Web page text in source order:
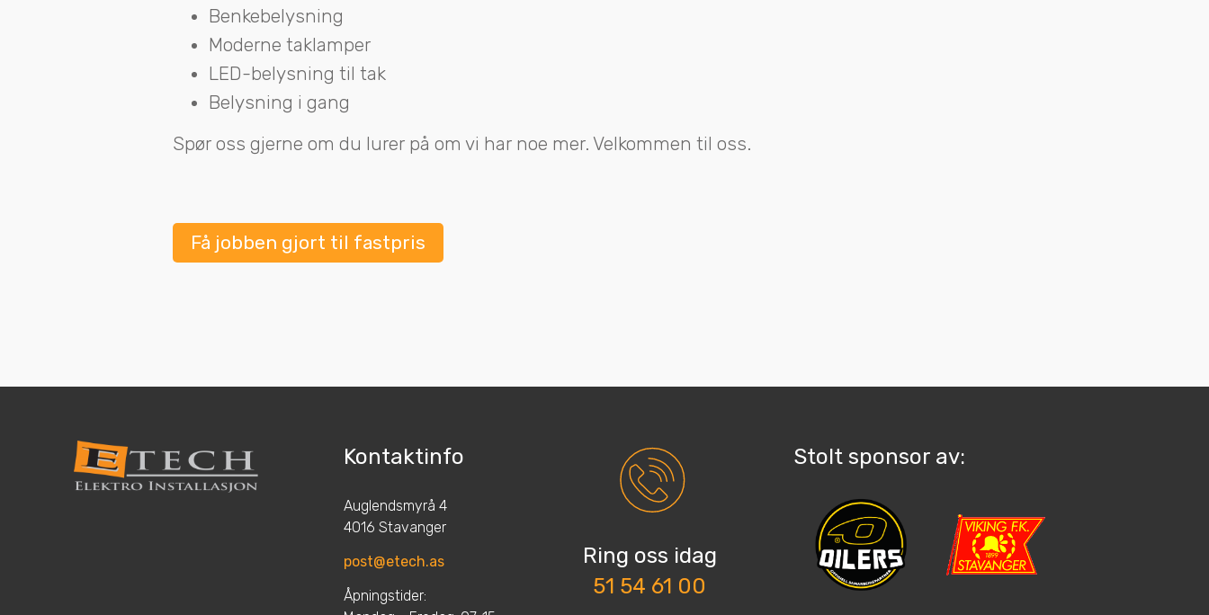
Benkebelysning
Moderne taklamper
LED-belysning til tak
Belysning i gang
Spør oss gjerne om du lurer på om vi har noe mer. Velkommen til oss.
Få jobben gjort til fastpris
Kontaktinfo
Auglendsmyrå 4
4016 Stavanger
post@etech.as
Åpningstider:
Ring oss idag
51 54 61 00
Stolt sponsor av: